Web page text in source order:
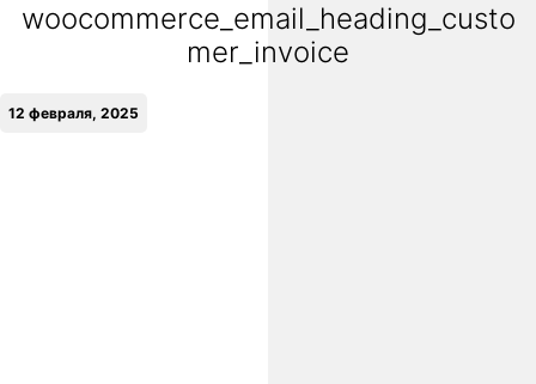
woocommerce_email_heading_custo
mer_invoice
12 февраля, 2025